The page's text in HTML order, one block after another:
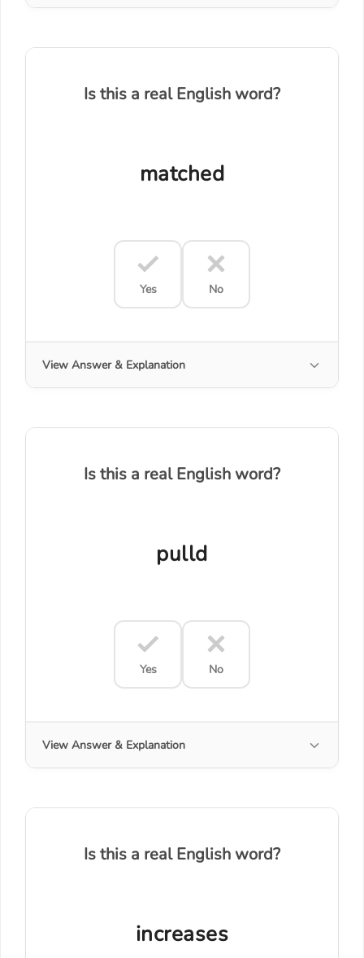
Is this a real English word?
matched
Yes No
View Answer & Explanation
Is this a real English word?
pulld
Yes No
View Answer & Explanation
Is this a real English word?
increases